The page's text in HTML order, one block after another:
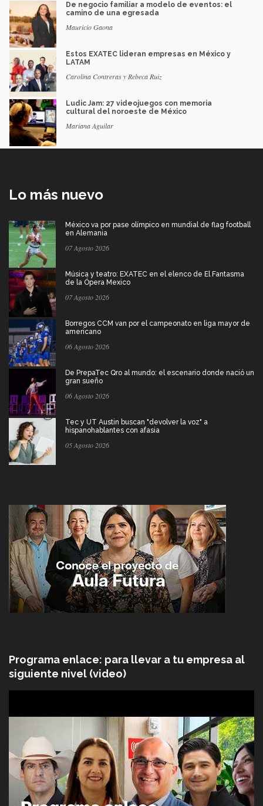
De negocio familiar a modelo de eventos: el
camino de una egresada
Mauricio Gaona
Estos EXATEC lideran empresas en México y
LATAM
Carolina Contreras y Rebeca Ruiz
Ludic Jam: 27 videojuegos con memoria
cultural del noroeste de México
Mariana Aguilar
Lo más nuevo
México va por pase olímpico en mundial de flag football
en Alemania
07 Agosto 2026
Música y teatro: EXATEC en el elenco de El Fantasma
de la Ópera Mexico
07 Agosto 2026
Borregos CCM van por el campeonato en liga mayor de
americano
06 Agosto 2026
De PrepaTec Qro al mundo: el escenario donde nació un
gran sueño
06 Agosto 2026
Tec y UT Austin buscan "devolver la voz" a
hispanohablantes con afasia
05 Agosto 2026
Programa enlace: para llevar a tu empresa al
siguiente nivel (video)